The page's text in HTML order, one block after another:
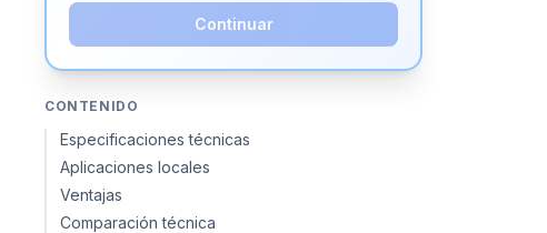
Continuar
CONTENIDO
Especificaciones técnicas
Aplicaciones locales
Ventajas
Comparación técnica